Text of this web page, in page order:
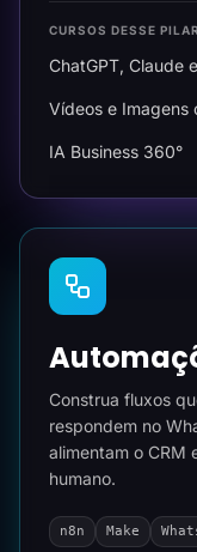
CURSOS DESSE PILAR
ChatGPT, Claude
Vídeos e Imagens
IA Business 360°
Construa fluxos
respondem no
alimentam o
humano.
n8n Make